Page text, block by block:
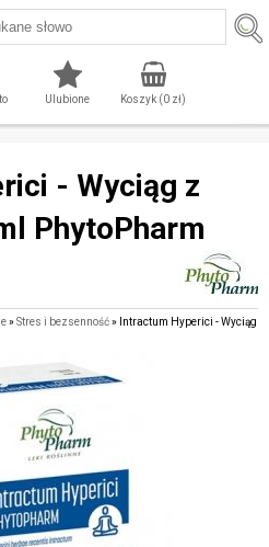
Ulubione Koszyk (0zł)
- Wyciąg z
PhytoPharm
»Stres i bezsenność» Intractum Hyperici - Wyciąg